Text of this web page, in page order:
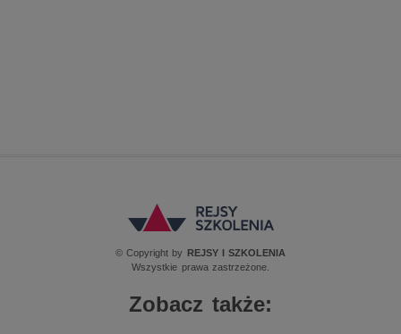
© Copyright by REJSY I SZKOLENIA
Wszystkie prawa zastrzeżone.
Zobacz także: